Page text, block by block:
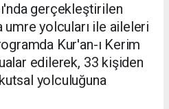
gerçekleştirilen
umre yolcuları ile aileleri
Kur'an-ı Kerim
edilerek, 33 kişiden
yolculuğuna